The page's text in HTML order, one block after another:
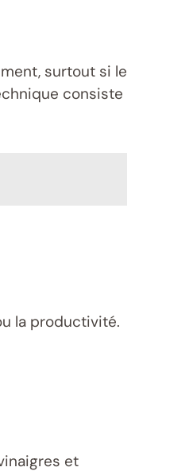
surtout si le
consiste
la productivité.
et